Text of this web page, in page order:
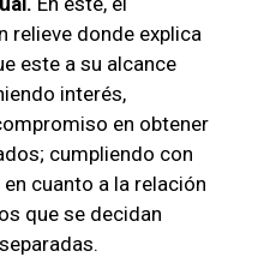
relieve donde explica
este a su alcance
interés,
en obtener
cumpliendo con
cuanto a la relación
que se decidan